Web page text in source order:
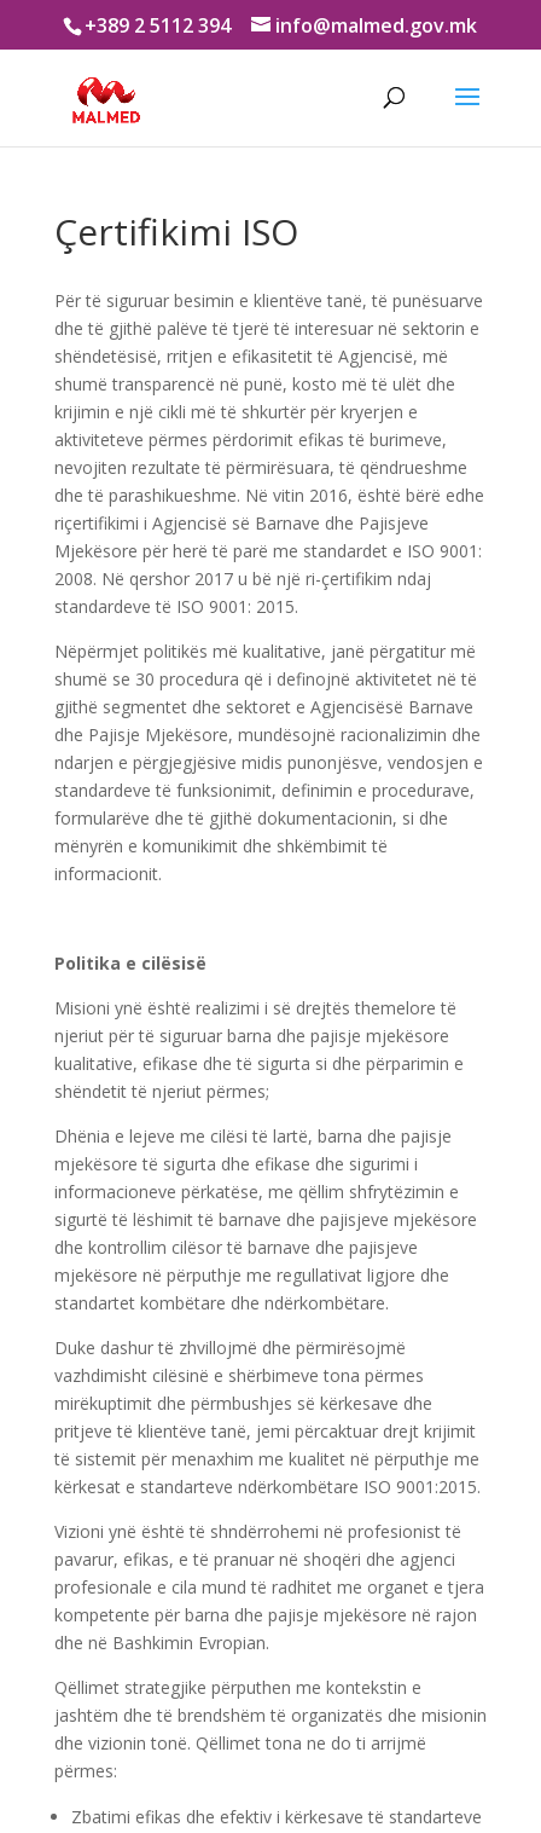
+389 2 5112 394 info@malmed.gov.mk
Çertifikimi ISO
Për të siguruar besimin e klientëve tanë, të punësuarve
dhe të gjithë palëve të tjerë të interesuar në sektorin e
shëndetësisë, rritjen e efikasitetit të Agjencisë, më
shumë transparencë në punë, kosto më të ulët dhe
krijimin e një cikli më të shkurtër për kryerjen e
aktiviteteve përmes përdorimit efikas të burimeve,
nevojiten rezultate të përmirësuara, të qëndrueshme
dhe të parashikueshme. Në vitin 2016, është bërë edhe
riçertifikimi i Agjencisë së Barnave dhe Pajisjeve
Mjekësore për herë të parë me standardet e ISO 9001:
2008. Në qershor 2017 u bë një ri-çertifikim ndaj
standardeve të ISO 9001: 2015.
Nëpërmjet politikës më kualitative, janë përgatitur më
shumë se 30 procedura që i definojnë aktivitetet në të
gjithë segmentet dhe sektoret e Agjencisësë Barnave
dhe Pajisje Mjekësore, mundësojnë racionalizimin dhe
ndarjen e përgjegjësive midis punonjësve, vendosjen e
standardeve të funksionimit, definimin e procedurave,
formularëve dhe të gjithë dokumentacionin, si dhe
mënyrën e komunikimit dhe shkëmbimit të
informacionit.
Politika e cilësisë
Misioni ynë është realizimi i së drejtës themelore të
njeriut për të siguruar barna dhe pajisje mjekësore
kualitative, efikase dhe të sigurta si dhe përparimin e
shëndetit të njeriut përmes;
Dhënia e lejeve me cilësi të lartë, barna dhe pajisje
mjekësore të sigurta dhe efikase dhe sigurimi i
informacioneve përkatëse, me qëllim shfrytëzimin e
sigurtë të lëshimit të barnave dhe pajisjeve mjekësore
dhe kontrollim cilësor të barnave dhe pajisjeve
mjekësore në përputhje me regullativat ligjore dhe
standartet kombëtare dhe ndërkombëtare.
Duke dashur të zhvillojmë dhe përmirësojmë
vazhdimisht cilësinë e shërbimeve tona përmes
mirëkuptimit dhe përmbushjes së kërkesave dhe
pritjeve të klientëve tanë, jemi përcaktuar drejt krijimit
të sistemit për menaxhim me kualitet në përputhje me
kërkesat e standarteve ndërkombëtare ISO 9001:2015.
Vizioni ynë është të shndërrohemi në profesionist të
pavarur, efikas, e të pranuar në shoqëri dhe agjenci
profesionale e cila mund të radhitet me organet e tjera
kompetente për barna dhe pajisje mjekësore në rajon
dhe në Bashkimin Evropian.
Qëllimet strategjike përputhen me kontekstin e
jashtëm dhe të brendshëm të organizatës dhe misionin
dhe vizionin tonë. Qëllimet tona ne do ti arrijmë
përmes:
Zbatimi efikas dhe efektiv i kërkesave të standarteve